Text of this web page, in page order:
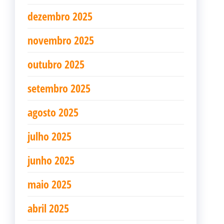
dezembro 2025
novembro 2025
outubro 2025
setembro 2025
agosto 2025
julho 2025
junho 2025
maio 2025
abril 2025